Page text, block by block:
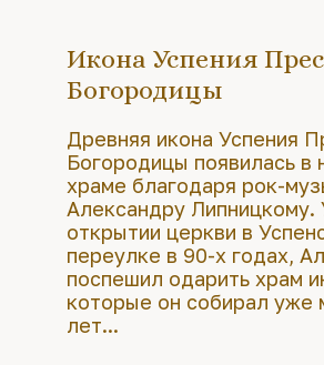
Икона Успения
Богородицы
Древняя икона Успения
Богородицы появилась в
храме благодаря рок-
Александру Липницкому.
открытии церкви в
переулке в 90-х годах,
поспешил одарить храм
которые он собирал уже
лет...